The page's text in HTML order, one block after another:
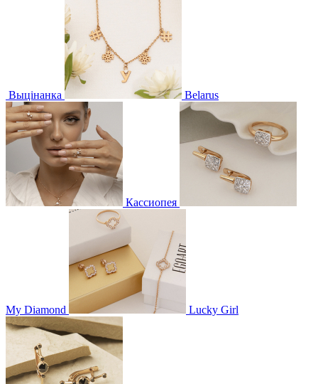
Выцінанка Belarus
Кассиопея
My Diamond Lucky Girl